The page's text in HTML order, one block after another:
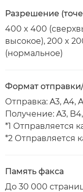
Разрешение
400 x 400
высокое), 200 x
(нормальное)
Формат
Отправка: A3, A4,
Получение: A3,
*1 Отправляется
*2 Отправляется
Память факса
До 30 000